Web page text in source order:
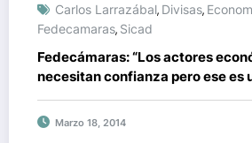
Carlos Larrazábal, Divisas,
Fedecamaras, Sicad
Fedecámaras: “Los actores
necesitan confianza pero ese es
que está escaso”
Marzo 18, 2014